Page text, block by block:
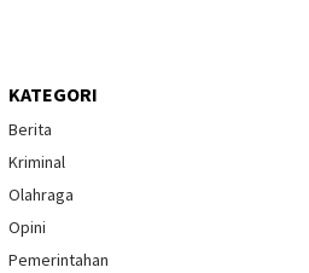
KATEGORI
Berita
Kriminal
Olahraga
Opini
Pemerintahan